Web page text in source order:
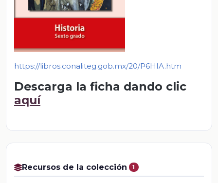
https://libros.conaliteg.gob.mx/20/P6HIA.htm
Descarga la ficha dando clic
aquí
Recursos de la colección 1